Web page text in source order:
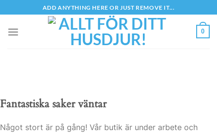
to
content
ADD ANYTHING HERE OR JUST REMOVE IT...
0
Fantastiska saker väntar
Något stort är på gång! Vår butik är under arbete och